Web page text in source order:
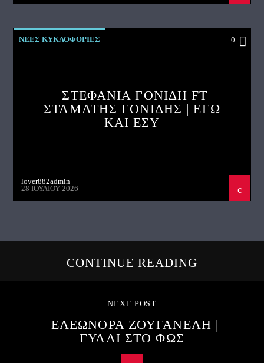
ΝΕΕΣ ΚΥΚΛΟΦΟΡΙΕΣ 0
ΣΤΕΦΑΝΙΑ ΓΟΝΙΔΗ FT
ΣΤΑΜΑΤΗΣ ΓΟΝΙΔΗΣ | ΕΓΩ
ΚΑΙ ΕΣΥ
lover882admin
28 ΙΟΥΛΊΟΥ 2026
CONTINUE READING
NEXT POST
ΕΛΕΩΝΟΡΑ ΖΟΥΓΑΝΕΛΗ |
ΓΥΑΛΙ ΣΤΟ ΦΩΣ